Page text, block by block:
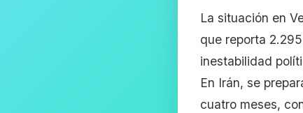
La situación en
que reporta
inestabilidad
En Irán, se
cuatro meses,